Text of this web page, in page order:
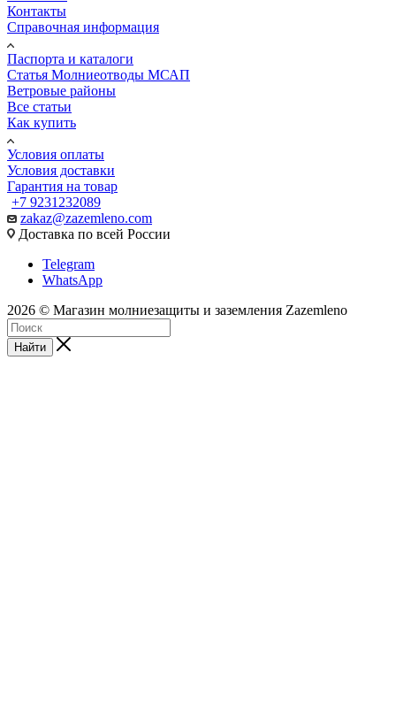
Контакты
Справочная информация
Паспорта и каталоги
Статья Молниеотводы МСАП
Ветровые районы
Все статьи
Как купить
Условия оплаты
Условия доставки
Гарантия на товар
+7 9231232089
zakaz@zazemleno.com
Доставка по всей России
Telegram
WhatsApp
2026 © Магазин молниезащиты и заземления Zazemleno
Найти